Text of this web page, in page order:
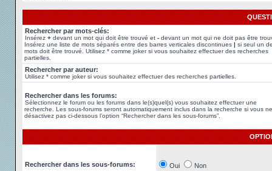
Rechercher par mots-clés:
Insérez + devant un mot qui doit être trouvé et - devant un mot qui ne doit pas être
Insérez une liste de mots séparés entre des barres verticales discontinues | si seul un
mots doit être trouvé. Utilisez * comme joker si vous souhaitez effectuer des recherches
partielles.
Rechercher par auteur:
Utilisez * comme joker si vous souhaitez effectuer des recherches partielles.
Rechercher dans les forums:
Sélectionnez le forum ou les forums dans le(s)quel(s) vous souhaitez effectuer une
recherche. Les sous-forums seront automatiquement inclus dans la recherche si vous ne
désactivez pas ci-dessous l’option “Rechercher dans les sous-forums”.
Rechercher dans les sous-forums: Oui Non